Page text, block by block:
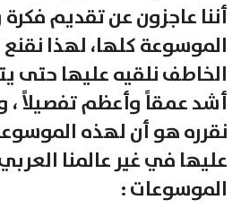
أننا عاجزون عن تقديم
الموسوعة كلها، لهذا
الخاطف نلقيه عليها حتى
أشد عمقاً وأعظم تفصيلاً ،
نقرره هو أن لهذه
عليها في غير عالمنا
الموسوعات :